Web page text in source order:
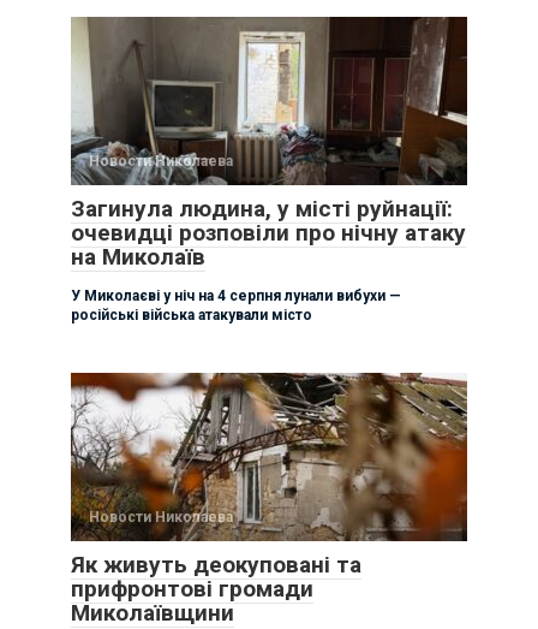
Новости Николаева
Загинула людина, у місті руйнації:
очевидці розповіли про нічну атаку
на Миколаїв
У Миколаєві у ніч на 4 серпня лунали вибухи —
російські війська атакували місто
Новости Николаева
Як живуть деокуповані та
прифронтові громади
Миколаївщини